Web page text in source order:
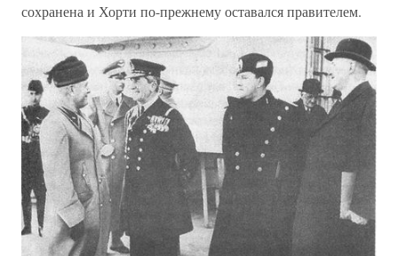
сохранена и Хорти по-прежнему оставался правителем.